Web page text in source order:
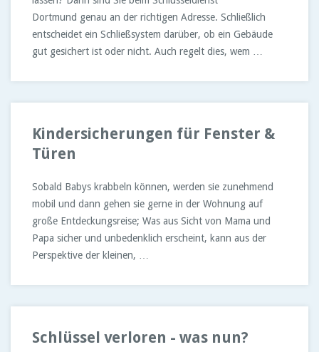
Dortmund genau an der richtigen Adresse. Schließlich
entscheidet ein Schließsystem darüber, ob ein Gebäude
gut gesichert ist oder nicht. Auch regelt dies, wem …
Kindersicherungen für Fenster &
Türen
Sobald Babys krabbeln können, werden sie zunehmend
mobil und dann gehen sie gerne in der Wohnung auf
große Entdeckungsreise; Was aus Sicht von Mama und
Papa sicher und unbedenklich erscheint, kann aus der
Perspektive der kleinen, …
Schlüssel verloren - was nun?